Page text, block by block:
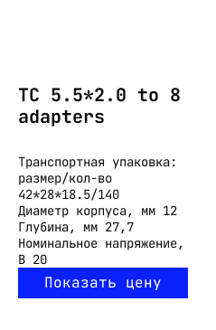
TC 5.5*2.0 to 8
adapters
Транспортная упаковка:
размер/кол-во
42*28*18.5/140
Диаметр корпуса, мм 12
Глубина, мм 27,7
Номинальное напряжение,
В 20
Показать цену